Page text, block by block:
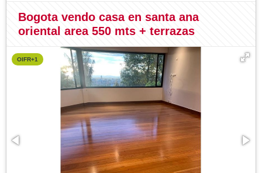
Bogota vendo casa en santa ana
oriental area 550 mts + terrazas
OIFR+1